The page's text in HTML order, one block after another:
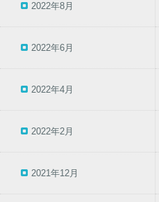
2022年8月
2022年6月
2022年4月
2022年2月
2021年12月